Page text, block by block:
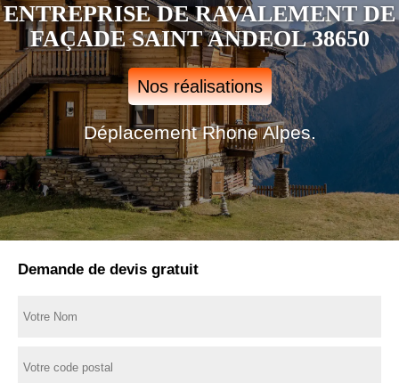
ENTREPRISE DE RAVALEMENT DE
FAÇADE SAINT ANDEOL 38650
Nos réalisations
Déplacement Rhone Alpes.
Demande de devis gratuit